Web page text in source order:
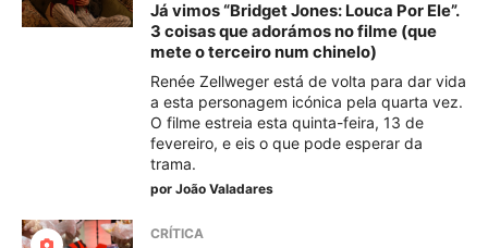
Já vimos “Bridget Jones: Louca Por Ele”.
3 coisas que adorámos no filme (que
mete o terceiro num chinelo)
Renée Zellweger está de volta para dar vida
a esta personagem icónica pela quarta vez.
O filme estreia esta quinta-feira, 13 de
fevereiro, e eis o que pode esperar da
trama.
por João Valadares
CRÍTICA